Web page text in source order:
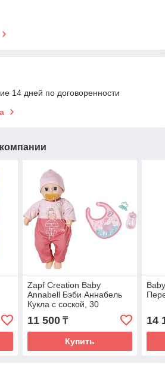
14 дней по договоренности
Zapf Creation Baby
Annabell Бэби Аннабель
Кукла c соской, 30
11 500₸
Купить
14